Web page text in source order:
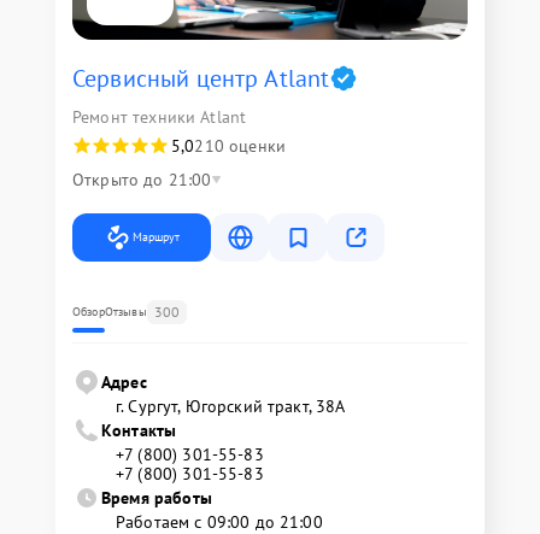
Сервисный центр Atlant
Ремонт техники Atlant
5,0210 оценки
Открыто до 21:00
Маршрут
ОбзорОтзывы 300
Адрес
г. Сургут, Югорский тракт, 38А
Контакты
+7 (800) 301-55-83
+7 (800) 301-55-83
Время работы
Работаем с 09:00 до 21:00